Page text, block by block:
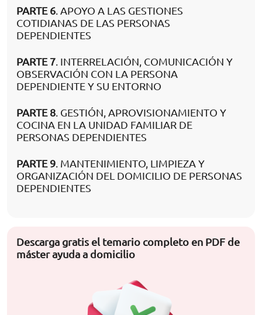
PARTE 6. APOYO A LAS GESTIONES
COTIDIANAS DE LAS PERSONAS
DEPENDIENTES
PARTE 7. INTERRELACIÓN, COMUNICACIÓN Y
OBSERVACIÓN CON LA PERSONA
DEPENDIENTE Y SU ENTORNO
PARTE 8. GESTIÓN, APROVISIONAMIENTO Y
COCINA EN LA UNIDAD FAMILIAR DE
PERSONAS DEPENDIENTES
PARTE 9. MANTENIMIENTO, LIMPIEZA Y
ORGANIZACIÓN DEL DOMICILIO DE PERSONAS
DEPENDIENTES
Descarga gratis el temario completo en PDF de
máster ayuda a domicilio